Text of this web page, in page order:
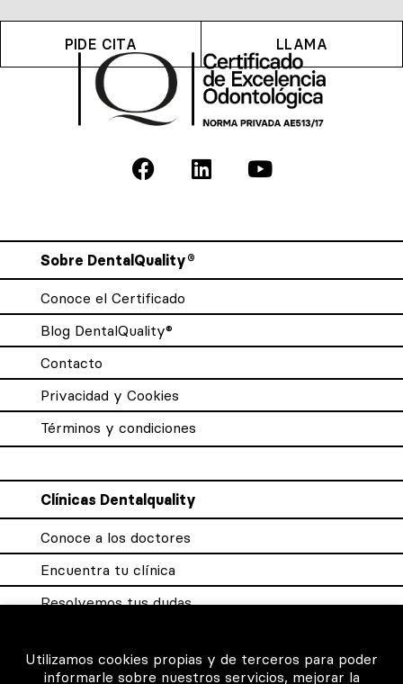
PIDE CITA LLAMA
Sobre DentalQuality®
Conoce el Certificado
Blog DentalQuality®
Contacto
Privacidad y Cookies
Términos y condiciones
Clínicas Dentalquality
Conoce a los doctores
Encuentra tu clínica
Resolvemos tus dudas
Utilizamos cookies propias y de terceros para poder
informarle sobre nuestros servicios, mejorar la